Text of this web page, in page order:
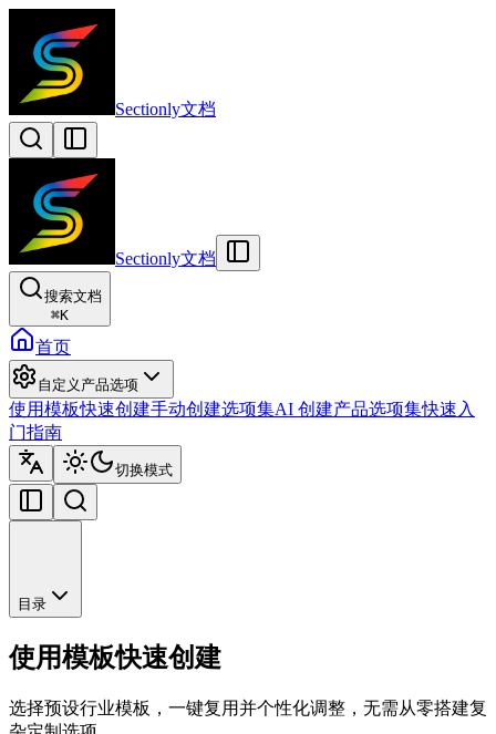
Sectionly文档
Sectionly文档
搜索文档
⌘K
首页
自定义产品选项
使用模板快速创建手动创建选项集AI 创建产品选项集快速入
门指南
切换模式
目录
使用模板快速创建
选择预设行业模板，一键复用并个性化调整，无需从零搭建复